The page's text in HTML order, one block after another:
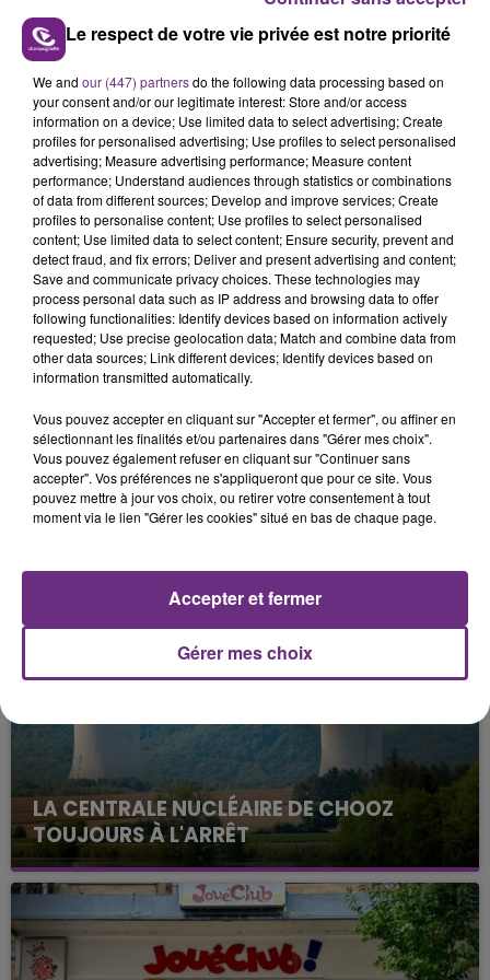
prochainement.
Le dimanche, rendez-vous avec la musique du DJ Bob
Sinclar.
C'est Chimène Badi qui aura l'honneur de refermer
cette édition 2021, le lundi 13 septembre.
FIL D'ACTUS
LA CENTRALE NUCLÉAIRE DE CHOOZ
TOUJOURS À L'ARRÊT
Cela fait déjà une semaine que la centrale
nucléaire ardennaise est à l'arrêt. Une situation
justifiée par la sécheresse intense qui est toujours
présente.
Le respect de votre vie privée est notre priorité
We and our (447) partnersdo the following data processing based on
your consent and/or our legitimate interest: Store and/or access
information on a device; Use limited data to select advertising; Create
profiles for personalised advertising; Use profiles to select personalised
advertising; Measure advertising performance; Measure content
performance; Understand audiences through statistics or combinations
of data from different sources; Develop and improve services; Create
profiles to personalise content; Use profiles to select personalised
content; Use limited data to select content; Ensure security, prevent and
detect fraud, and fix errors; Deliver and present advertising and content;
Save and communicate privacy choices. These technologies may
process personal data such as IP address and browsing data to offer
following functionalities: Identify devices based on information actively
requested; Use precise geolocation data; Match and combine data from
other data sources; Link different devices; Identify devices based on
information transmitted automatically.
Vous pouvez accepter en cliquant sur "Accepter et fermer", ou affiner en
sélectionnant les finalités et/ou partenaires dans "Gérer mes choix".
Vous pouvez également refuser en cliquant sur "Continuer sans
accepter". Vos préférences ne s'appliqueront que pour ce site. Vous
pouvez mettre à jour vos choix, ou retirer votre consentement à tout
moment via le lien "Gérer les cookies" situé en bas de chaque page.
Gérer mes choix
Accepter et fermer